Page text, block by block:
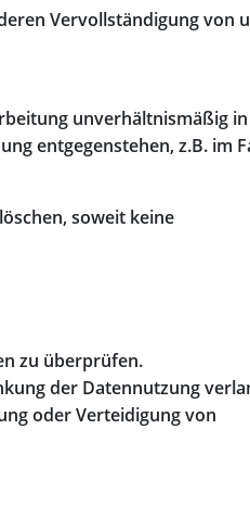
Vervollständigung von
unverhältnismäßig
entgegenstehen, z.B. im
soweit keine
zu überprüfen.
der Datennutzung
oder Verteidigung von